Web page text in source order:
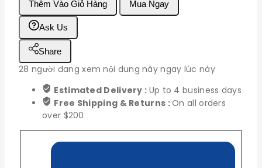
Sinh
Mạch
Điện
Axetol
số
Thêm Vào Giỏ Hàng Mua Ngay
Ask Us
Share
28 người đang xem nội dung này ngay lúc này
Estimated Delivery : Up to 4 business days
Free Shipping & Returns :On all orders
over $200